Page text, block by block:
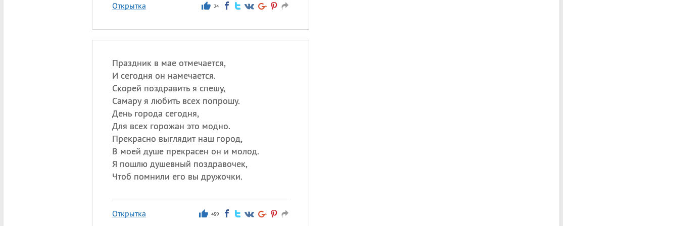
Открытка 24
Праздник в мае отмечается,
И сегодня он намечается.
Скорей поздравить я спешу,
Самару я любить всех попрошу.
День города сегодня,
Для всех горожан это модно.
Прекрасно выглядит наш город,
В моей душе прекрасен он и молод.
Я пошлю душевный поздравочек,
Чтоб помнили его вы дружочки.
Открытка 459